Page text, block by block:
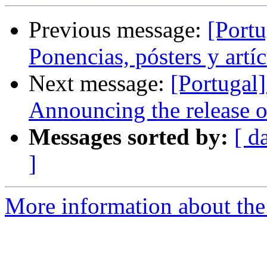
Previous message:
Ponencias, pósters y
Next message:
Announcing the release
Messages sorted by: [
]
More information about